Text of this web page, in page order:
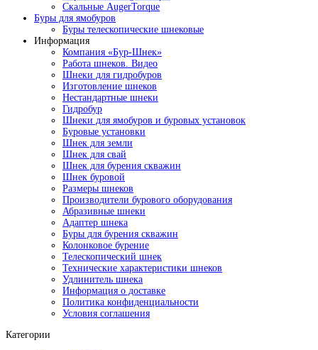
Скальные AugerTorque
Буры для ямобуров
Буры телескопические шнековые
Информация
Компания «Бур-Шнек»
Работа шнеков. Видео
Шнеки для гидробуров
Изготовление шнеков
Нестандартные шнеки
Гидробур
Шнеки для ямобуров и буровых установок
Буровые установки
Шнек для земли
Шнек для свай
Шнек для бурения скважин
Шнек буровой
Размеры шнеков
Производители бурового оборудования
Абразивные шнеки
Адаптер шнека
Буры для бурения скважин
Колонковое бурение
Телескопический шнек
Технические характеристики шнеков
Удлинитель шнека
Информация о доставке
Политика конфиденциальности
Условия соглашения
Категории